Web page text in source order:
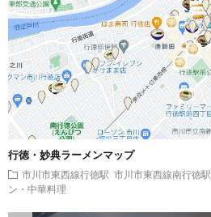
行徳・妙典ラーメンマップ
市川市東西線行徳駅 市川市東西線南行徳駅
ン・中華料理